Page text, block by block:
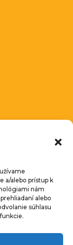
a/alebo prístup k
nám
alebo
súhlasu